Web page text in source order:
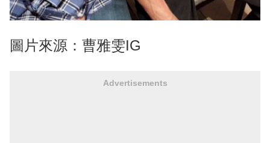
圖片來源：曹雅雯IG
Advertisements